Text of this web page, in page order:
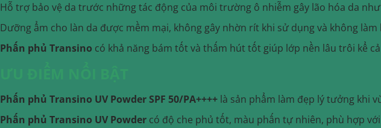
Hỗ trợ bảo vệ da trước những tác động của môi trường ô nhiễm gây lão hóa da
Dưỡng ẩm cho làn da được mềm mại, không gây nhờn rít khi sử dụng và không
Phấn phủ Transino có khả năng bám tốt và thấm hút tốt giúp lớp nền lâu trôi kể
Phấn phủ Transino UV Powder SPF 50/PA++++ là sản phẩm làm đẹp lý tưởng khi
Phấn phủ Transino UV Powder có độ che phủ tốt, màu phấn tự nhiên, phù hợp